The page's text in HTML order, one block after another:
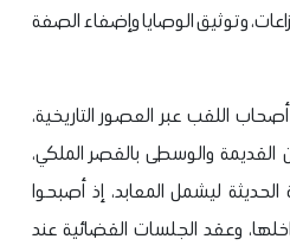
وتوثيق الوصايا وإضفاء الصفة
اللقب عبر العصور التاريخية،
القديمة والوسطى بالقصر الملكي،
ليشمل المعابد، إذ أصبحوا
وعقد الجلسات القضائية عند